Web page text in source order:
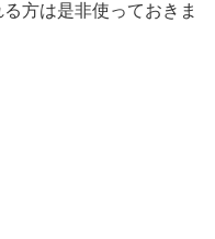
方は是非使っておきま